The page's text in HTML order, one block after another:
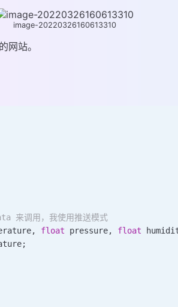
image-20220326160613310
站。
来调用，我使用推送模式
, float pressure, float